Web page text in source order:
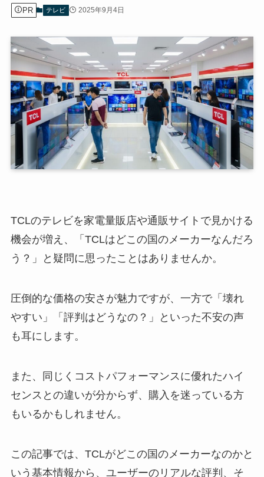
PR テレビ 2025年9月4日
TCLのテレビを家電量販店や通販サイトで見かける
機会が増え、「TCLはどこの国のメーカーなんだろ
う？」と疑問に思ったことはありませんか。
圧倒的な価格の安さが魅力ですが、一方で「壊れ
やすい」「評判はどうなの？」といった不安の声
も耳にします。
また、同じくコストパフォーマンスに優れたハイ
センスとの違いが分からず、購入を迷っている方
もいるかもしれません。
この記事では、TCLがどこの国のメーカーなのかと
いう基本情報から、ユーザーのリアルな評判、そ